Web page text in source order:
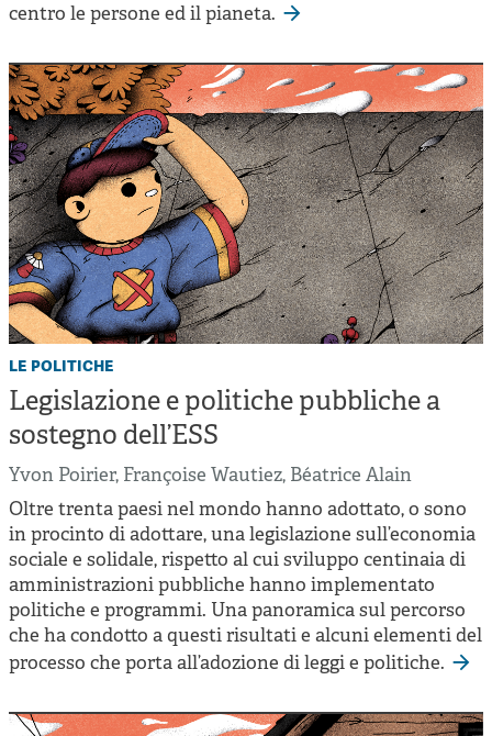
centro le persone ed il pianeta.
le politiche
Legislazione e politiche pubbliche a
sostegno dell’ESS
Yvon Poirier, Françoise Wautiez, Béatrice Alain
Oltre trenta paesi nel mondo hanno adottato, o sono
in procinto di adottare, una legislazione sull’economia
sociale e solidale, rispetto al cui sviluppo centinaia di
amministrazioni pubbliche hanno implementato
politiche e programmi. Una panoramica sul percorso
che ha condotto a questi risultati e alcuni elementi del
processo che porta all’adozione di leggi e politiche.